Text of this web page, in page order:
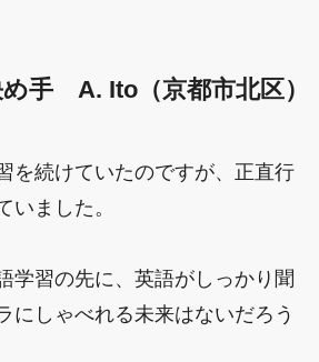
手 A. Ito（京都市北区）
を続けていたのですが、正直行
いました。
学習の先に、英語がしっかり聞
にしゃべれる未来はないだろう